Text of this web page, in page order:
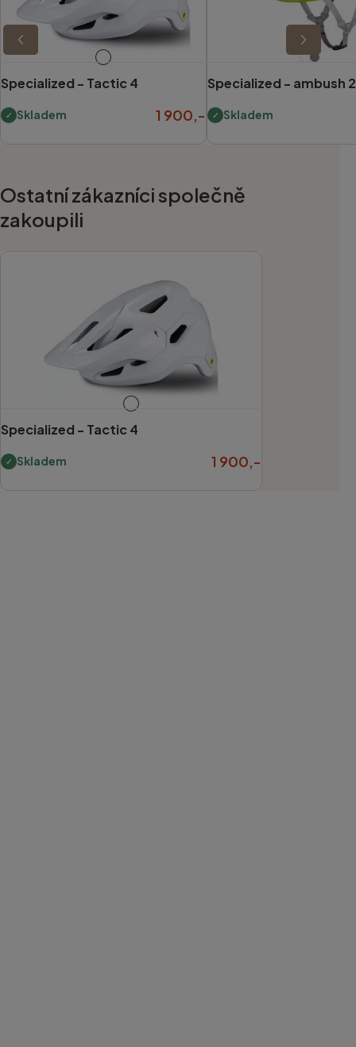
Specialized - Tactic 4
Skladem 1 900,-
Specialized - ambush 2
Skladem
Ostatní zákazníci společně
zakoupili
Specialized - Tactic 4
Skladem 1 900,-